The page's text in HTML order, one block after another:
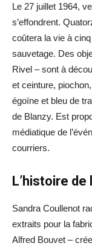
Le 27 juillet 1964,
s’effondrent.
coûtera la vie à
sauvetage. Des
Rivel – sont à
et ceinture,
égoïne et bleu de
de Blanzy. Est
médiatique de
courriers.
L’histoire de
Sandra Coullenot
extraits pour la
Alfred Bouvet –